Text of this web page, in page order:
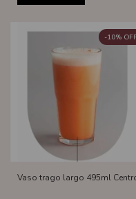
Vaso trago largo 495ml
-10%